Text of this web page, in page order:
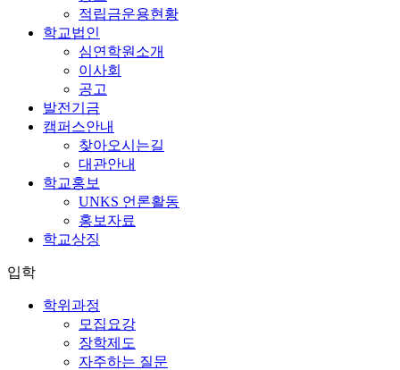
적립금운용현황
학교법인
심연학원소개
이사회
공고
발전기금
캠퍼스안내
찾아오시는길
대관안내
학교홍보
UNKS 언론활동
홍보자료
학교상징
입학
학위과정
모집요강
장학제도
자주하는 질문